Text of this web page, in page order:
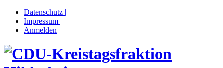
Datenschutz |
Impressum |
Anmelden